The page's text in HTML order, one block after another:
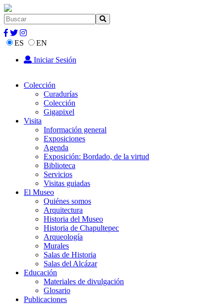
ES
EN
Iniciar Sesión
Colección
Curadurías
Colección
Gigapixel
Visita
Información general
Exposiciones
Agenda
Exposición: Bordado, de la virtud
Biblioteca
Servicios
Visitas guiadas
El Museo
Quiénes somos
Arquitectura
Historia del Museo
Historia de Chapultepec
Arqueología
Murales
Salas de Historia
Salas del Alcázar
Educación
Materiales de divulgación
Glosario
Publicaciones